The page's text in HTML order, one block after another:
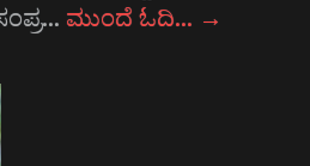
ಮುಂದೆ ಓದಿ… →